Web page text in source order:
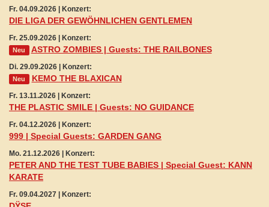
Fr. 04.09.2026 | Konzert:
DIE LIGA DER GEWÖHNLICHEN GENTLEMEN
Fr. 25.09.2026 | Konzert:
Neu ASTRO ZOMBIES | Guests: THE RAILBONES
Di. 29.09.2026 | Konzert:
Neu KEMO THE BLAXICAN
Fr. 13.11.2026 | Konzert:
THE PLASTIC SMILE | Guests: NO GUIDANCE
Fr. 04.12.2026 | Konzert:
999 | Special Guests: GARDEN GANG
Mo. 21.12.2026 | Konzert:
PETER AND THE TEST TUBE BABIES | Special Guest: KANN
KARATE
Fr. 09.04.2027 | Konzert: